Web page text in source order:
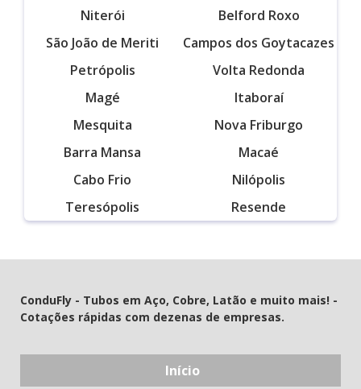
Niterói
Belford Roxo
São João de Meriti
Campos dos Goytacazes
Petrópolis
Volta Redonda
Magé
Itaboraí
Mesquita
Nova Friburgo
Barra Mansa
Macaé
Cabo Frio
Nilópolis
Teresópolis
Resende
ConduFly - Tubos em Aço, Cobre, Latão e muito mais! -
Cotações rápidas com dezenas de empresas.
Início